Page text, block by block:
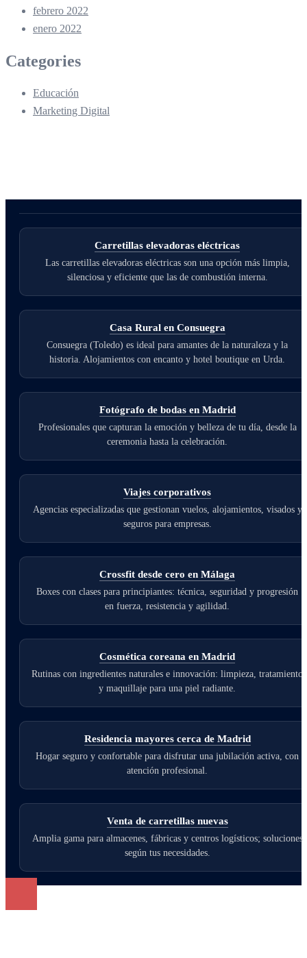
febrero 2022
enero 2022
Categories
Educación
Marketing Digital
Carretillas elevadoras eléctricas
Las carretillas elevadoras eléctricas son una opción más limpia,
silenciosa y eficiente que las de combustión interna.
Casa Rural en Consuegra
Consuegra (Toledo) es ideal para amantes de la naturaleza y la
historia. Alojamientos con encanto y hotel boutique en Urda.
Fotógrafo de bodas en Madrid
Profesionales que capturan la emoción y belleza de tu día, desde la
ceremonia hasta la celebración.
Viajes corporativos
Agencias especializadas que gestionan vuelos, alojamientos, visados y
seguros para empresas.
Crossfit desde cero en Málaga
Boxes con clases para principiantes: técnica, seguridad y progresión
en fuerza, resistencia y agilidad.
Cosmética coreana en Madrid
Rutinas con ingredientes naturales e innovación: limpieza, tratamiento
y maquillaje para una piel radiante.
Residencia mayores cerca de Madrid
Hogar seguro y confortable para disfrutar una jubilación activa, con
atención profesional.
Venta de carretillas nuevas
Amplia gama para almacenes, fábricas y centros logísticos; soluciones
según tus necesidades.